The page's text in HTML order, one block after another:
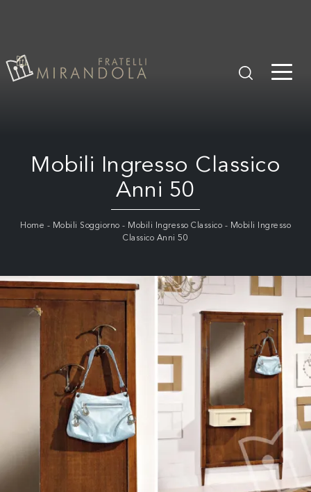
Mobili Ingresso Classico
Anni 50
Home - Mobili Soggiorno - Mobili Ingresso Classico - Mobili Ingresso
Classico Anni 50